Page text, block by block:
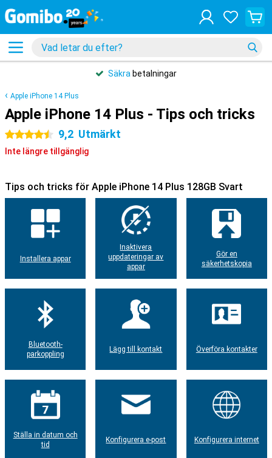
Säkra betalningar
Apple iPhone 14 Plus
Apple iPhone 14 Plus - Tips och tricks
4.5 stjärnor 9,2 Utmärkt
Inte längre tillgänglig
Tips och tricks för Apple iPhone 14 Plus 128GB Svart
Installera appar
Inaktivera
uppdateringar av
appar
Gör en
säkerhetskopia
Bluetooth-
parkoppling
Lägg till kontakt Överföra kontakter
Ställa in datum och
tid
Konfigurera e-post Konfigurera internet